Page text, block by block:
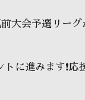
大会予選リーグ
進みます❗️応